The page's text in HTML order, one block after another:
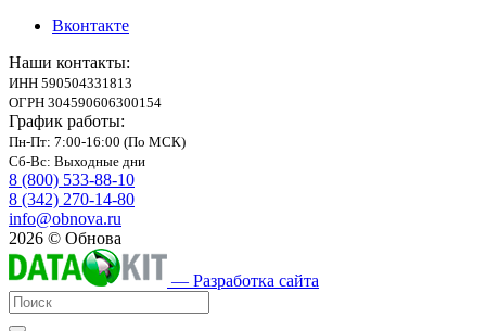
Вконтакте
Наши контакты:
ИНН 590504331813
ОГРН 304590606300154
График работы:
Пн-Пт: 7:00-16:00 (По МСК)
Сб-Вс: Выходные дни
8 (800) 533-88-10
8 (342) 270-14-80
info@obnova.ru
2026 © Обнова
— Разработка сайта